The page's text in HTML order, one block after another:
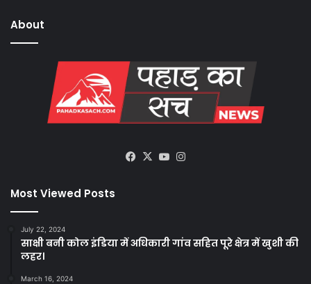
About
Facebook
X YouTube
Most Viewed Posts
July 22, 2024
साक्षी बनी कोल इंडिया में अधिकारी गांव सहित पूरे क्षेत्र में खुशी की
लहर।
March 16, 2024